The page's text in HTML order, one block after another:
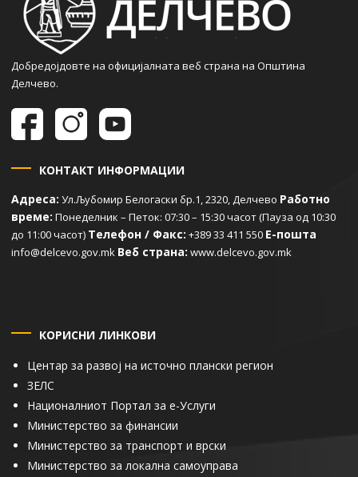
Добредојдовте на официјалната веб страна на Општина
Делчево.
КОНТАКТ ИНФОРМАЦИИ
Адреса: Ул.Љубомир Белогаски бр.1, 2320, Делчево Работно
време: Понеделник – Петок: 07:30 – 15:30 часот (Пауза од 10:30
до 11:00 часот) Телефон / Факс: +389 33 411 550 Е-пошта
info@delcevo.gov.mk Веб страна: www.delcevo.gov.mk
КОРИСНИ ЛИНКОВИ
Центар за развој на источно плански регион
ЗЕЛС
Националниот Портал за е-Услуги
Министерство за финансии
Министерство за транспорт и врски
Министерство за локална самоуправа